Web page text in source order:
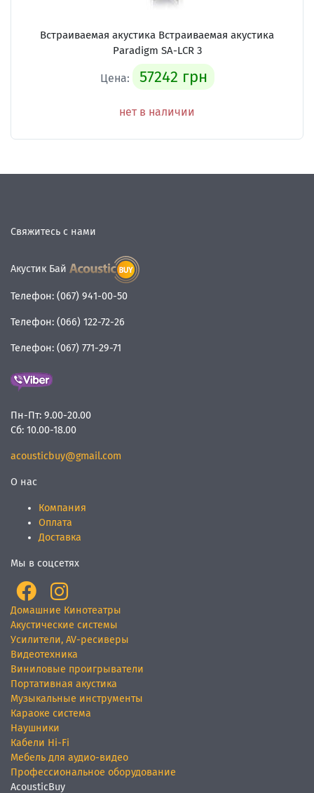
Встраиваемая акустика Встраиваемая акустика
Paradigm SА-LCR 3
Цена: 57242 грн
нет в наличии
Свяжитесь с нами
Акустик Бай
Телефон: (067) 941-00-50
Телефон: (066) 122-72-26
Телефон: (067) 771-29-71
Пн-Пт: 9.00-20.00
Сб: 10.00-18.00
acousticbuy@gmail.com
О нас
Компания
Оплата
Доставка
Мы в соцсетях
Домашние Кинотеатры
Акустические системы
Усилители, AV-ресиверы
Видеотехника
Виниловые проигрыватели
Портативная акустика
Музыкальные инструменты
Караоке система
Наушники
Кабели Hi-Fi
Мебель для аудио-видео
Профессиональное оборудование
AcousticBuy